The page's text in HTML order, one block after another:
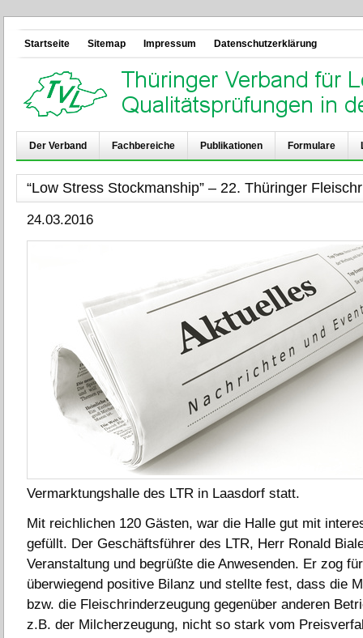
Startseite Sitemap Impressum Datenschutzerklärung
Der Verband Fachbereiche Publikationen Formulare
“Low Stress Stockmanship” – 22. Thüringer
24.03.2016
Vermarktungshalle des LTR in Laasdorf statt.
Mit reichlichen 120 Gästen, war die Halle gut mit
gefüllt. Der Geschäftsführer des LTR, Herr Ronald
Veranstaltung und begrüßte die Anwesenden. Er zog
überwiegend positive Bilanz und stellte fest, dass die
bzw. die Fleischrinderzeugung gegenüber anderen
z.B. der Milcherzeugung, nicht so stark vom